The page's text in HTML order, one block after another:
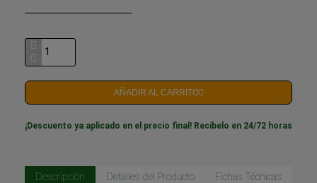
AÑADIR AL CARRITO
¡Descuento ya aplicado en el precio final! Recíbelo en 24/72 horas
Descripción Detalles del Producto Fichas Técnicas